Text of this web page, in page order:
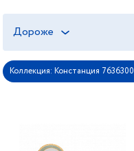
Дороже
Коллекция: Констанция 7636300